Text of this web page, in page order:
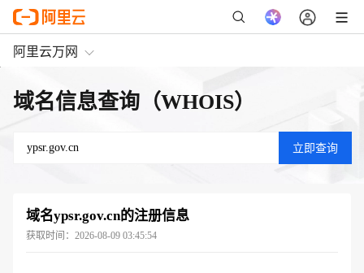
阿里云万网
域名信息查询（WHOIS）
域名ypsr.gov.cn的注册信息
获取时间： 2026-08-09 03:45:54